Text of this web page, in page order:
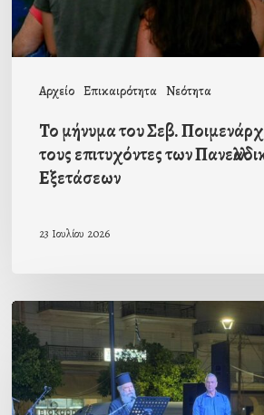
Αρχείο Επικαιρότητα Νεότητα
τους
επιτυχόντες
Πανελλαδικών
Εξετάσεων
Το μήνυμα του Σεβ.
τους επιτυχόντες των
Εξετάσεων
23 Ιουλίου 2026
Ο
Σύλλογος
Αποδήμων
και